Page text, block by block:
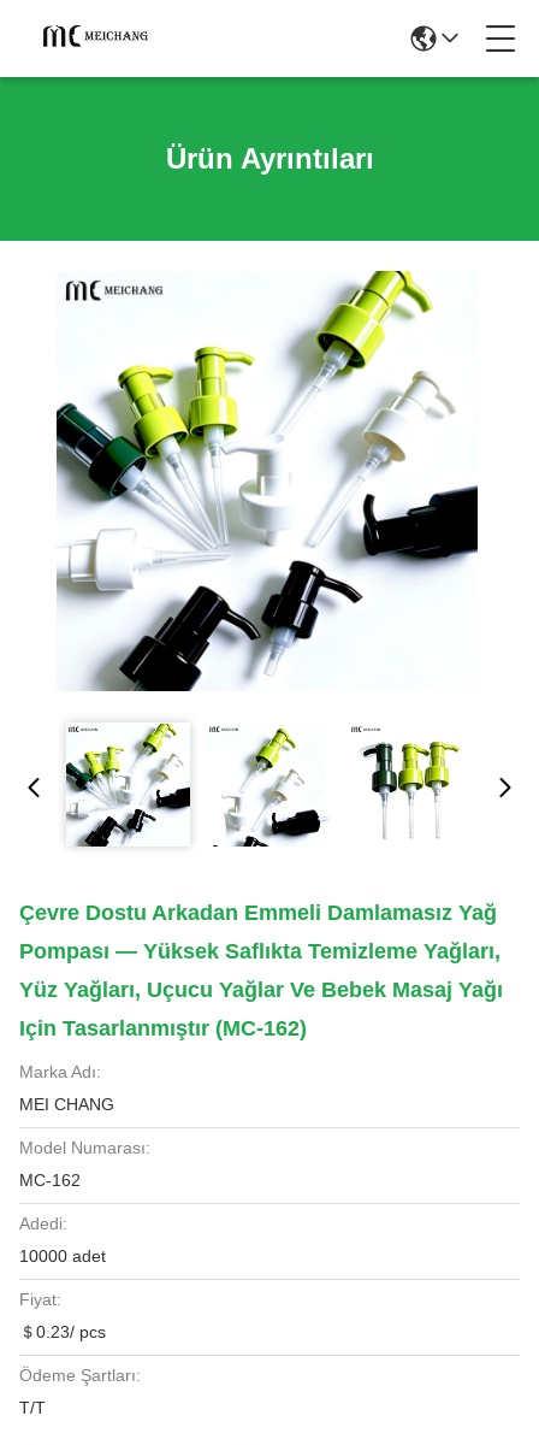
Ürün Ayrıntıları
Çevre Dostu Arkadan Emmeli Damlamasız Yağ
Pompası — Yüksek Saflıkta Temizleme Yağları,
Yüz Yağları, Uçucu Yağlar Ve Bebek Masaj Yağı
Için Tasarlanmıştır (MC-162)
Marka Adı:
MEI CHANG
Model Numarası:
MC-162
Adedi:
10000 adet
Fiyat:
＄0.23/ pcs
Ödeme Şartları:
T/T